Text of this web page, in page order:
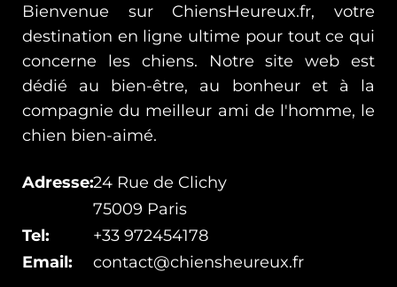
Bienvenue sur ChiensHeureux.fr, votre
destination en ligne ultime pour tout ce qui
concerne les chiens. Notre site web est
dédié au bien-être, au bonheur et à la
compagnie du meilleur ami de l'homme, le
chien bien-aimé.
Adresse:24 Rue de Clichy
75009 Paris
Tel:
+33 972454178
Email:
contact@chiensheureux.fr